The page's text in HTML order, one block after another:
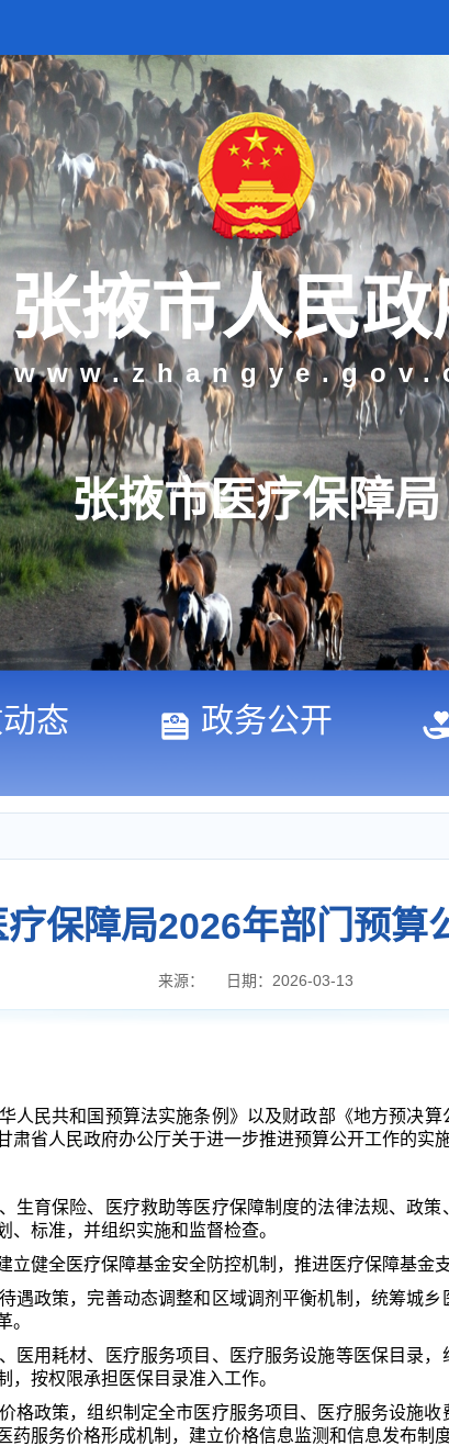
张掖市人民政
张掖市医疗保障局
态 政务公开
保障局2026年部门预算
来源： 日期：2026-03-13
民共和国预算法实施条例》以及财政部 《地方预决
肃省人民政府办公厅关于进一步推进预算公开工作的实
生育保险、医疗救助等医疗保障制度的法律法规、政
标准，并组织实施和监督检查。
立健全医疗保障基金安全防控机制，推进医疗保障基金
遇政策，完善动态调整和区域调剂平衡机制，统筹城
。
医用耗材、医疗服务项目、医疗服务设施等医保目录
按权限承担医保目录准入工作。
格政策，组织制定全市医疗服务项目、医疗服务设施
服务价格形成机制，建立价格信息监测和信息发布制度